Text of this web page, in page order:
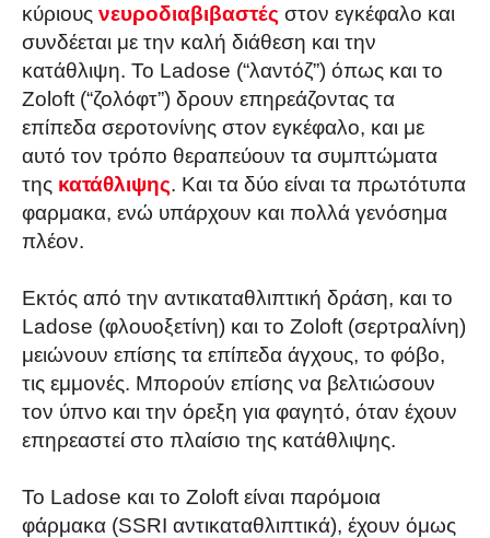
κύριους νευροδιαβιβαστές στον εγκέφαλο και
συνδέεται με την καλή διάθεση και την
κατάθλιψη. Το Ladose (“λαντόζ”) όπως και το
Zoloft (“ζολόφτ”) δρουν επηρεάζοντας τα
επίπεδα σεροτονίνης στον εγκέφαλο, και με
αυτό τον τρόπο θεραπεύουν τα συμπτώματα
της κατάθλιψης. Και τα δύο είναι τα πρωτότυπα
φαρμακα, ενώ υπάρχουν και πολλά γενόσημα
πλέον.
Εκτός από την αντικαταθλιπτική δράση, και το
Ladose (φλουοξετίνη) και το Zoloft (σερτραλίνη)
μειώνουν επίσης τα επίπεδα άγχους, το φόβο,
τις εμμονές. Μπορούν επίσης να βελτιώσουν
τον ύπνο και την όρεξη για φαγητό, όταν έχουν
επηρεαστεί στο πλαίσιο της κατάθλιψης.
Το Ladose και το Zoloft είναι παρόμοια
φάρμακα (SSRI αντικαταθλιπτικά), έχουν όμως